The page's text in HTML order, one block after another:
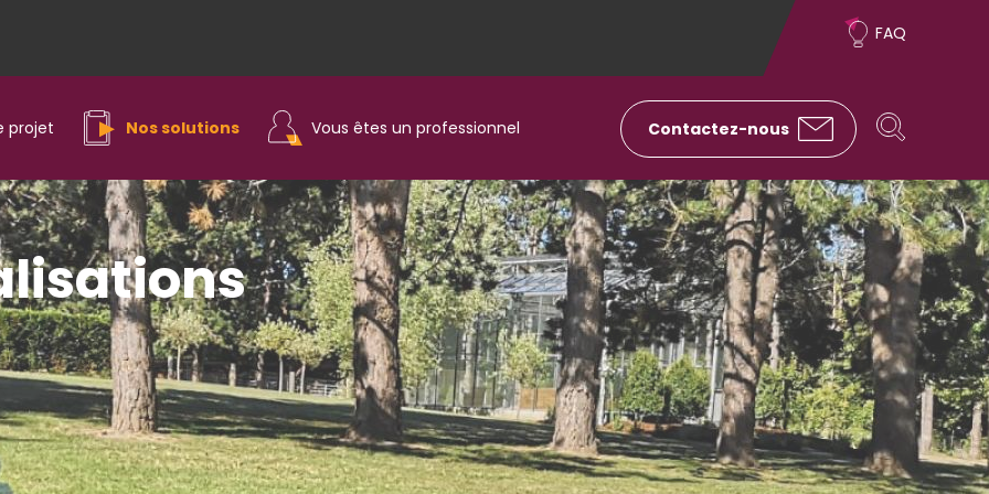
FAQ
projet
Nos solutions Vous êtes un professionnel Contactez-nous
Rechercher
Rechercher